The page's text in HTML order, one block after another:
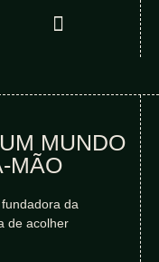
MUNDO
MÃO
da
de acolher